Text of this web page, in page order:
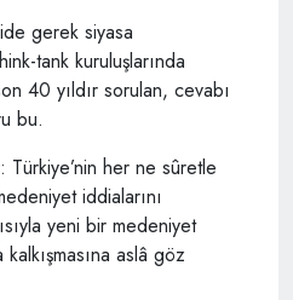
gerek siyasa
tank kuruluşlarında
40 yıldır sorulan, cevabı
bu.
Türkiye’nin her ne sûretle
iddialarını
yeni bir medeniyet
aslâ göz